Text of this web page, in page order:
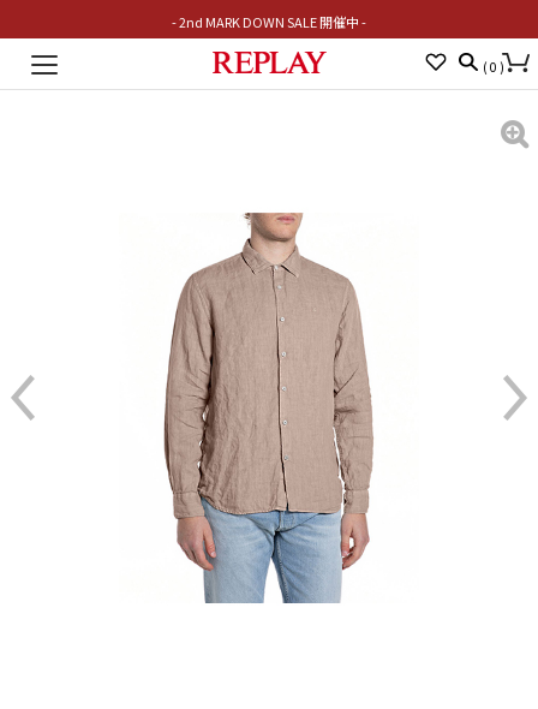
- 2nd MARK DOWN SALE 開催中 -
Toggle
( 0 )